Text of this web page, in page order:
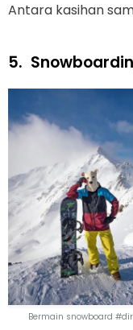
Antara kasihan
5.
Bermain snowboard